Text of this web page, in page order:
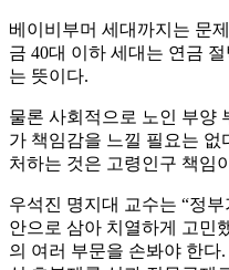
베이비부머 세대까지는 문
금 40대 이하 세대는 연금
는 뜻이다.
물론 사회적으로 노인 부양
가 책임감을 느낄 필요는 없
처하는 것은 고령인구 책임
우석진 명지대 교수는 “정
안으로 삼아 치열하게 고민
의 여러 부문을 손봐야 한다